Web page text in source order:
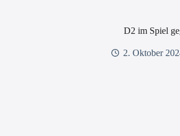
D2 im Spiel
2. Oktober